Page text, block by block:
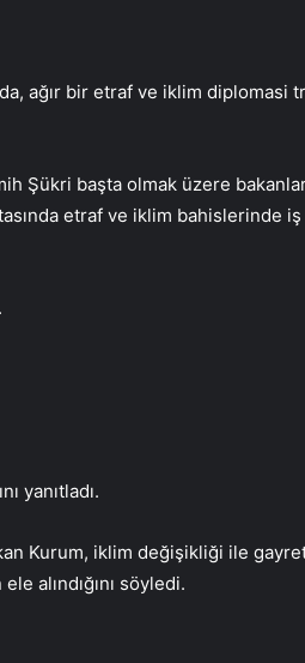
ağır bir etraf ve iklim diplomasi
Şükri başta olmak üzere
etraf ve iklim bahislerinde
yanıtladı.
Kurum, iklim değişikliği ile
alındığını söyledi.